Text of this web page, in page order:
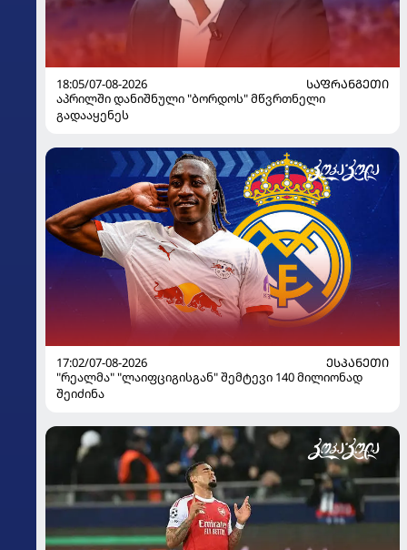
18:05/07-08-2026
ᲡᲐᲤᲠᲐᲜᲒᲔᲗᲘ
აპრილში დანიშნული "ბორდოს" მწვრთნელი
გადააყენეს
17:02/07-08-2026
ᲔᲡᲞᲐᲜᲔᲗᲘ
"რეალმა" "ლაიფციგისგან" შემტევი 140 მილიონად
შეიძინა